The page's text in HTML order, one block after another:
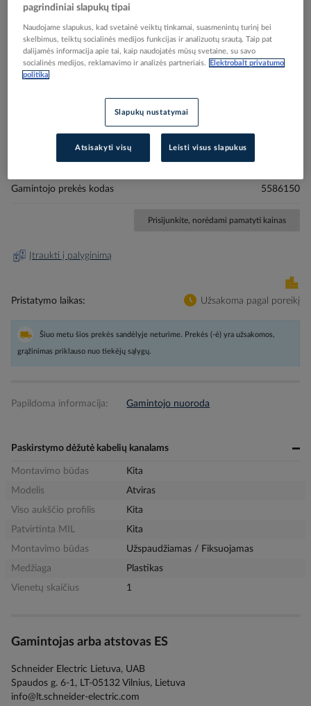
Skip
Reali prekė gali skirtis nuo pavaizduotos nuotraukoje
Dėžutė vienguba MIB-A1 profiliui POL-PB10 -
SCHNEIDER ELECTRIC
Gamintojo prekės kodas
5586150
Prisijunkite, norėdami pamatyti kainas
Įtraukti į palyginimą
Pristatymo laikas Užsakoma pagal poreikį
Šiuo metu šios prekės sandėlyje neturime. Prekės (-ė) yra užsakomos,
grąžinimas priklauso nuo tiekėjų sąlygų.
Papildoma informacija: Gamintojo nuoroda
Paskirstymo dėžutė kabelių kanalams
Montavimo būdas
Kita
Modelis
Atviras
Viso aukščio profilis
Kita
Patvirtinta MIL
Kita
Montavimo būdas
Užspaudžiamas / Fiksuojamas
Medžiaga
Plastikas
Vienetų skaičius
1
Gamintojas arba atstovas ES
Schneider Electric Lietuva, UAB
Spaudos g. 6-1, LT-05132 Vilnius, Lietuva
info@lt.schneider-electric.com
pagrindiniai slapukų tipai
Naudojame slapukus, kad svetainė veiktų tinkamai, suasmenintų turinį bei
skelbimus, teiktų socialinės medijos funkcijas ir analizuotų srautą. Taip pat
dalijamės informacija apie tai, kaip naudojatės mūsų svetaine, su savo
socialinės medijos, reklamavimo ir analizės partneriais.
Elektrobalt privatumo
politika
Slapukų nustatymai
Atsisakyti visų Leisti visus slapukus